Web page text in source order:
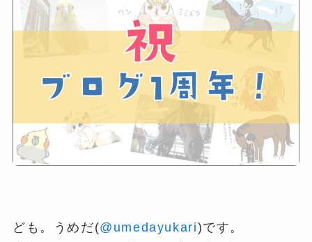
ども。うめだ(@umedayukari)です。